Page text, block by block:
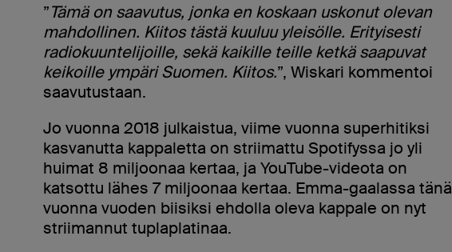
”Tämä on saavutus, jonka en koskaan uskonut olevan
mahdollinen. Kiitos tästä kuuluu yleisölle. Erityisesti
radiokuuntelijoille, sekä kaikille teille ketkä saapuvat
keikoille ympäri Suomen. Kiitos.”, Wiskari kommentoi
saavutustaan.
Jo vuonna 2018 julkaistua, viime vuonna superhitiksi
kasvanutta kappaletta on striimattu Spotifyssa jo yli
huimat 8 miljoonaa kertaa, ja YouTube-videota on
katsottu lähes 7 miljoonaa kertaa. Emma-gaalassa tänä
vuonna vuoden biisiksi ehdolla oleva kappale on nyt
striimannut tuplaplatinaa.